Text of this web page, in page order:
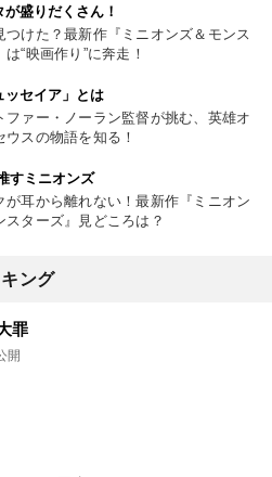
が盛りだくさん！
つけた？最新作『ミニオンズ＆モンス
は“映画作り”に奔走！
ッセイア」とは
ファー・ノーラン監督が挑む、英雄オ
ウスの物語を知る！
すミニオンズ
が耳から離れない！最新作『ミニオン
スターズ』見どころは？
ング
罪
開